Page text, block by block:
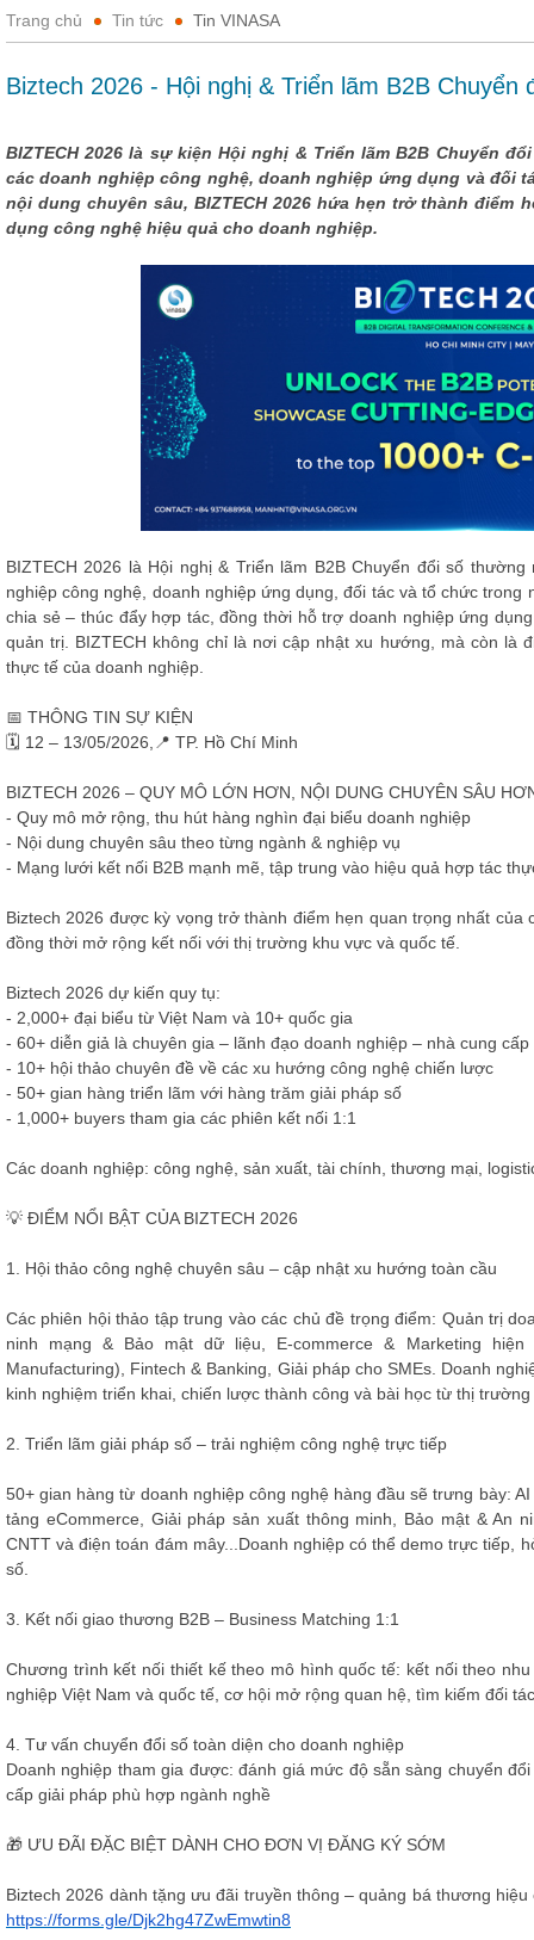
Trang chủ Tin tức Tin VINASA
Biztech 2026 - Hội nghị & Triển lãm B2B Chuyển
BIZTECH 2026 là sự kiện Hội nghị & Triển lãm B2B Chuyển
các doanh nghiệp công nghệ, doanh nghiệp ứng dụng và đối
nội dung chuyên sâu, BIZTECH 2026 hứa hẹn trở thành
dụng công nghệ hiệu quả cho doanh nghiệp.
BIZTECH 2026 là Hội nghị & Triển lãm B2B Chuyển đổi số
nghiệp công nghệ, doanh nghiệp ứng dụng, đối tác và tổ chức
chia sẻ – thúc đẩy hợp tác, đồng thời hỗ trợ doanh nghiệp ứng
quản trị. BIZTECH không chỉ là nơi cập nhật xu hướng, mà còn là
thực tế của doanh nghiệp.
📅 THÔNG TIN SỰ KIỆN
🗓 12 – 13/05/2026,📍 TP. Hồ Chí Minh
BIZTECH 2026 – QUY MÔ LỚN HƠN, NỘI DUNG CHUYÊN SÂU
- Quy mô mở rộng, thu hút hàng nghìn đại biểu doanh nghiệp
- Nội dung chuyên sâu theo từng ngành & nghiệp vụ
- Mạng lưới kết nối B2B mạnh mẽ, tập trung vào hiệu quả hợp tác
Biztech 2026 được kỳ vọng trở thành điểm hẹn quan trọng nhất
đồng thời mở rộng kết nối với thị trường khu vực và quốc tế.
Biztech 2026 dự kiến quy tụ:
- 2,000+ đại biểu từ Việt Nam và 10+ quốc gia
- 60+ diễn giả là chuyên gia – lãnh đạo doanh nghiệp – nhà cung cấp
- 10+ hội thảo chuyên đề về các xu hướng công nghệ chiến lược
- 50+ gian hàng triển lãm với hàng trăm giải pháp số
- 1,000+ buyers tham gia các phiên kết nối 1:1
Các doanh nghiệp: công nghệ, sản xuất, tài chính, thương mại,
💡 ĐIỂM NỔI BẬT CỦA BIZTECH 2026
1. Hội thảo công nghệ chuyên sâu – cập nhật xu hướng toàn cầu
Các phiên hội thảo tập trung vào các chủ đề trọng điểm: Quản trị
ninh mạng & Bảo mật dữ liệu, E-commerce & Marketing
Manufacturing), Fintech & Banking, Giải pháp cho SMEs. Doanh
kinh nghiệm triển khai, chiến lược thành công và bài học từ thị
2. Triển lãm giải pháp số – trải nghiệm công nghệ trực tiếp
50+ gian hàng từ doanh nghiệp công nghệ hàng đầu sẽ trưng bày:
tảng eCommerce, Giải pháp sản xuất thông minh, Bảo mật & An
CNTT và điện toán đám mây...Doanh nghiệp có thể demo trực tiếp,
số.
3. Kết nối giao thương B2B – Business Matching 1:1
Chương trình kết nối thiết kế theo mô hình quốc tế: kết nối theo
nghiệp Việt Nam và quốc tế, cơ hội mở rộng quan hệ, tìm kiếm đối
4. Tư vấn chuyển đổi số toàn diện cho doanh nghiệp
Doanh nghiệp tham gia được: đánh giá mức độ sẵn sàng chuyển
cấp giải pháp phù hợp ngành nghề
🎁 ƯU ĐÃI ĐẶC BIỆT DÀNH CHO ĐƠN VỊ ĐĂNG KÝ SỚM
Biztech 2026 dành tặng ưu đãi truyền thông – quảng bá thương
https://forms.gle/Djk2hg47ZwEmwtin8